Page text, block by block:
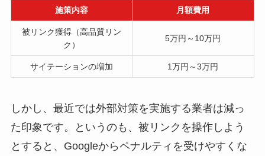
施策内容 月額費用
被リンク獲得（高品質リン
ク）
5万円～10万円
サイテーションの増加 1万円～3万円
しかし、最近では外部対策を実施する業者は減っ
た印象です。というのも、被リンクを操作しよう
とすると、Googleからペナルティを受けやすくな